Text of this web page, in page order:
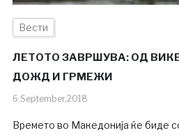
Вести
ЛЕТОТО ЗАВРШУВА: ОД
ДОЖД И ГРМЕЖИ
6.September.2018
Времето во Македонија ќе биде